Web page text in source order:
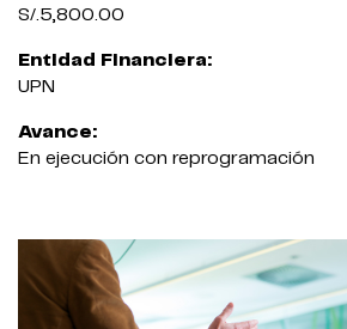
S/.5,800.00
Entidad Financiera:
UPN
Avance:
En ejecución con reprogramación